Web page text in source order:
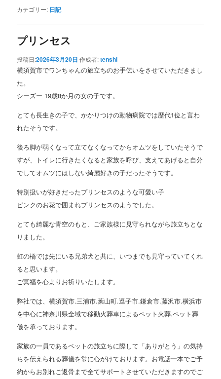
カテゴリー: 日記
プリンセス
投稿日:2026年3月20日 作成者:tenshi
横須賀市でワンちゃんの旅立ちのお手伝いをさせていただきまし
た。
シーズー 19歳8か月の女の子です。
とても長生きの子で、かかりつけの動物病院では歴代1位と言わ
れたそうです。
後ろ脚が弱くなって立てなくなってからオムツをしていたそうで
すが、トイレに行きたくなると家族を呼び、支えてあげると自分
でしてオムツにはしない綺麗好きの子だったそうです。
特別扱いが好きだったプリンセスのような可愛い子
ピンクのお花で囲まれプリンセスのようでした。
とても綺麗な青空のもと、ご家族様に見守られながら旅立ちとな
りました。
虹の橋では先にいる兄弟犬と共に、いつまでも見守っていてくれ
ると思います。
ご冥福を心よりお祈りいたします。
弊社では、横須賀市.三浦市.葉山町.逗子市.鎌倉市.藤沢市.横浜市
を中心に神奈川県全域で移動火葬車によるペット火葬.ペット葬
儀を承っております。
家族の一員であるペットの旅立ちに際して「ありがとう」の気持
ちを伝えられる葬儀を常に心がけております。お電話一本でご予
約からお別れご返骨まで全てサポートさせていただきますのでご